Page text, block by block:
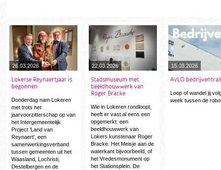
26.03.2026
Lokerse Reynaertjaar is
begonnen
Donderdag nam Lokeren
met trots het
jaarvoorzitterschap op van
het Intergemeentelijk
Project ‘Land van
Reynaert’, een
samenwerkingsverband
tussen gemeenten uit het
Waasland, Lochristi,
Destelbergen en de
22.03.2026
Stadsmuseum met
beeldhouwwerk van
Roger Bracke
Wie in Lokeren rondloopt,
heeft er vast al eens een
opgemerkt: een
beeldhouwwerk van
Lokers kunstenaar Roger
Bracke. Het Meisje aan de
waterkant bijvoorbeeld, of
het Vredesmonument op
het Stationsplein. De
15.03.2026
AVLO bedrijventrail
Loop of wandel jij
week tussen de